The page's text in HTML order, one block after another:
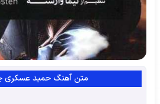
متن آهنگ حمید عسکری